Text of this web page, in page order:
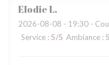
ElodieL
2026-08-08 - 19:30 -
Service : 5/5 Ambiance : 5